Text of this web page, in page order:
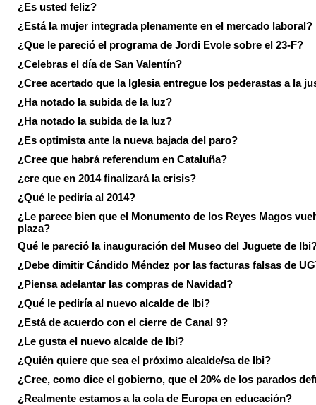
¿Es usted feliz?
¿Está la mujer integrada plenamente en el mercado laboral?
¿Que le pareció el programa de Jordi Evole sobre el 23-F?
¿Celebras el día de San Valentín?
¿Cree acertado que la Iglesia entregue los pederastas a la
¿Ha notado la subida de la luz?
¿Ha notado la subida de la luz?
¿Es optimista ante la nueva bajada del paro?
¿Cree que habrá referendum en Cataluña?
¿cre que en 2014 finalizará la crisis?
¿Qué le pediría al 2014?
¿Le parece bien que el Monumento de los Reyes Magos
plaza?
Qué le pareció la inauguración del Museo del Juguete de
¿Debe dimitir Cándido Méndez por las facturas falsas de
¿Piensa adelantar las compras de Navidad?
¿Qué le pediría al nuevo alcalde de Ibi?
¿Está de acuerdo con el cierre de Canal 9?
¿Le gusta el nuevo alcalde de Ibi?
¿Quién quiere que sea el próximo alcalde/sa de Ibi?
¿Cree, como dice el gobierno, que el 20% de los parados
¿Realmente estamos a la cola de Europa en educación?